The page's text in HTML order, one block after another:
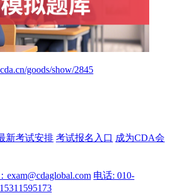
goods/show/2845
新考试安排 考试报名入口 成为CDA会
exam@cdaglobal.com 电话: 010-